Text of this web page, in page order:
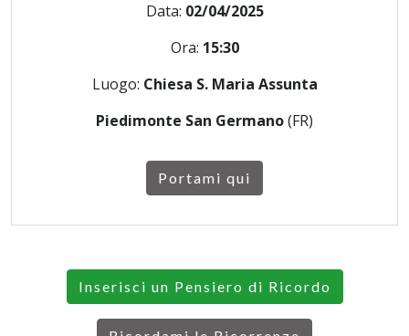
Data: 02/04/2025
Ora: 15:30
Luogo: Chiesa S. Maria Assunta
Piedimonte San Germano(FR)
Portami qui
Inserisci un Pensiero di Ricordo